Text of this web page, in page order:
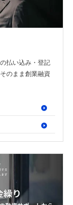
払い込み・登記
のまま創業融資